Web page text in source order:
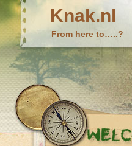
Knak.nl
From here to…..?